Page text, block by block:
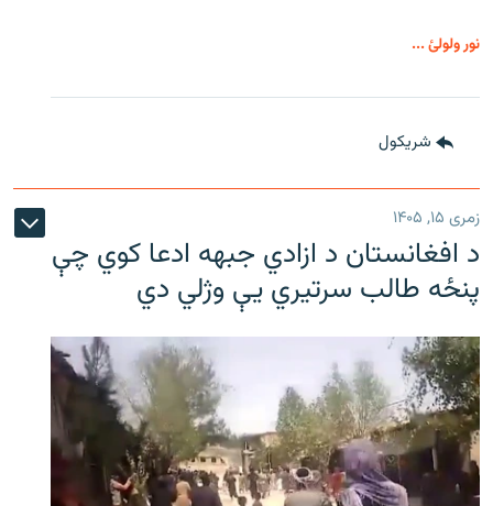
نور ولولئ ...
شريکول
زمری ۱۵, ۱۴۰۵
د افغانستان د ازادي جبهه ادعا کوي چې
پنځه طالب سرتیري يې وژلي دي